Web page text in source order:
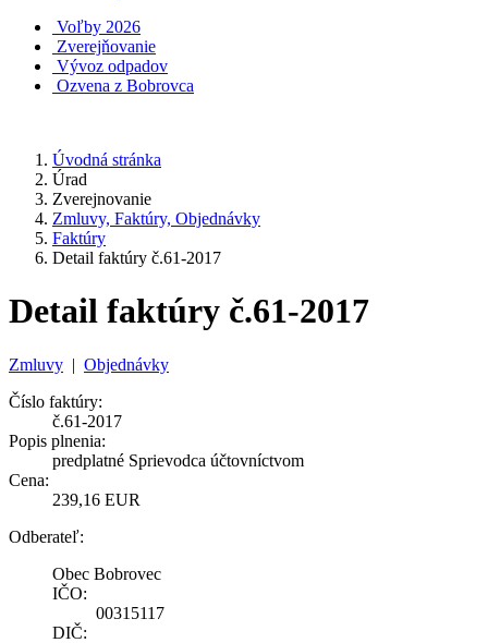
Voľby 2026
Zverejňovanie
Vývoz odpadov
Ozvena z Bobrovca
Úvodná stránka
Úrad
Zverejnovanie
Zmluvy, Faktúry, Objednávky
Faktúry
Detail faktúry č.61-2017
Detail faktúry č.61-2017
Zmluvy | Objednávky
Číslo faktúry:
č.61-2017
Popis plnenia:
predplatné Sprievodca účtovníctvom
Cena:
239,16 EUR
Odberateľ:
Obec Bobrovec
IČO:
00315117
DIČ: